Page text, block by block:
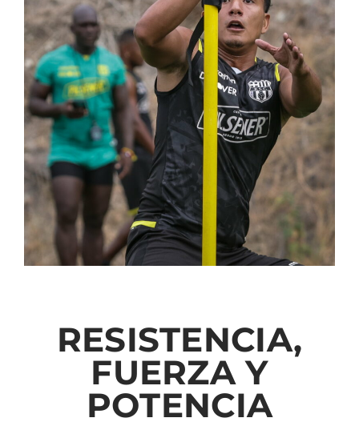
RESISTENCIA,
FUERZA Y
POTENCIA